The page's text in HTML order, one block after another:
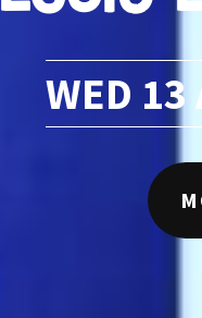
WED 13